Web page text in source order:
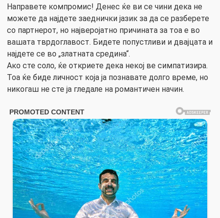
Направете компромис! Денес ќе ви се чини дека не
можете да најдете заеднички јазик за да се разберете
со партнерот, но најверојатно причината за тоа е во
вашата тврдоглавост. Бидете попустливи и двајцата и
најдете се во „златната средина“.
Ако сте соло, ќе откриете дека некој ве симпатизира.
Тоа ќе биде личност која ја познавате долго време, но
никогаш не сте ја гледале на романтичен начин.